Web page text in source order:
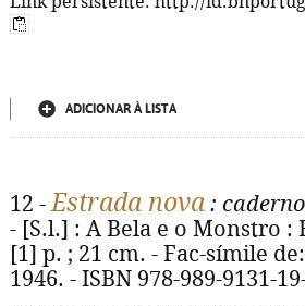
ADICIONAR À LISTA
12 -Estrada nova :
- [S.l.] : A Bela e o Monstro :
[1] p. ; 21 cm. - Fac-símile
1946. - ISBN 978-989-9131-